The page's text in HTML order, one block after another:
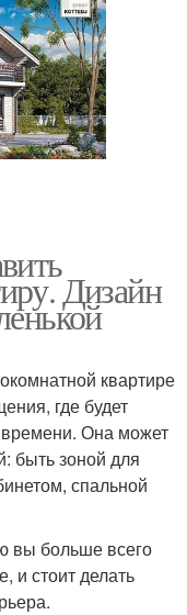
Дизайн
квартире
где будет
времени. Она может
быть зоной для
спальной
вы больше всего
и стоит делать